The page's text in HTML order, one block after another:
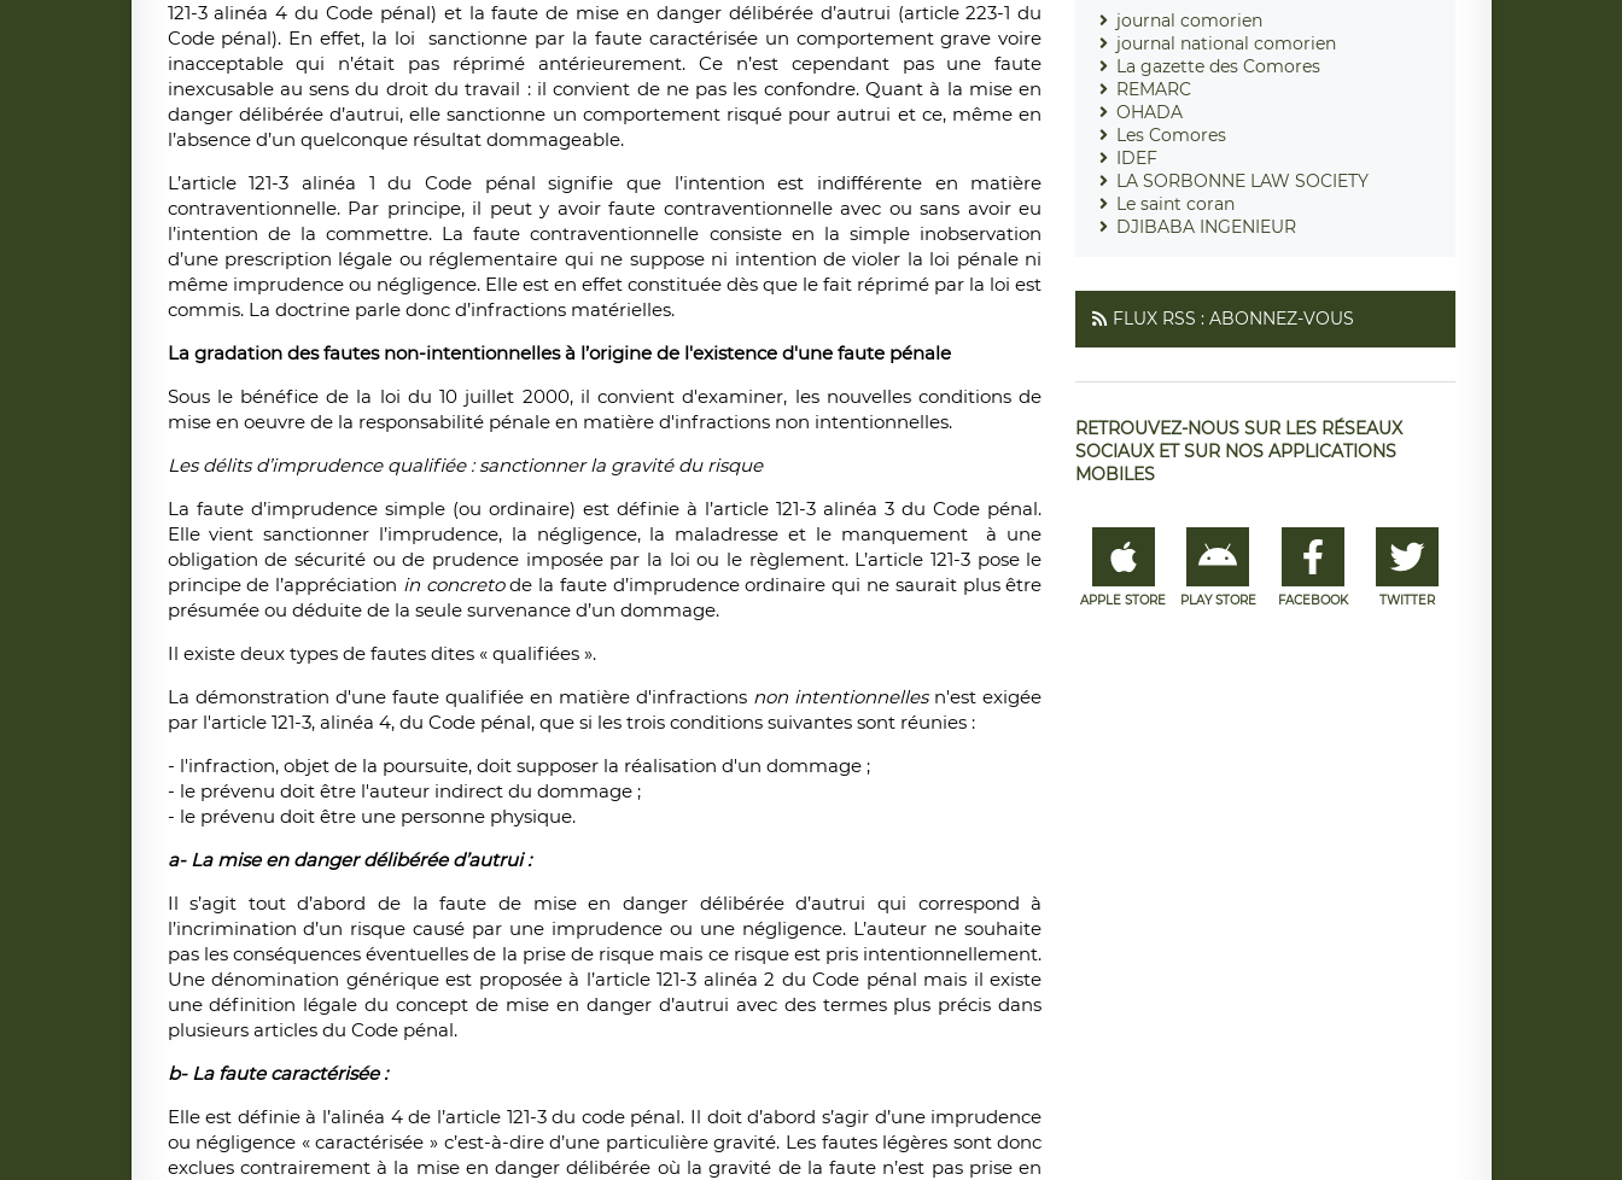
121-3 alinéa 4 du Code pénal) et la faute de mise en danger délibérée d’autrui (article 223-1 du
Code pénal). En effet, la loi sanctionne par la faute caractérisée un comportement grave voire
inacceptable qui n’était pas réprimé antérieurement. Ce n’est cependant pas une faute
inexcusable au sens du droit du travail : il convient de ne pas les confondre. Quant à la mise en
danger délibérée d’autrui, elle sanctionne un comportement risqué pour autrui et ce, même en
l’absence d’un quelconque résultat dommageable.
L’article 121-3 alinéa 1 du Code pénal signifie que l’intention est indifférente en matière
contraventionnelle. Par principe, il peut y avoir faute contraventionnelle avec ou sans avoir eu
l’intention de la commettre. La faute contraventionnelle consiste en la simple inobservation
d’une prescription légale ou réglementaire qui ne suppose ni intention de violer la loi pénale ni
même imprudence ou négligence. Elle est en effet constituée dès que le fait réprimé par la loi est
commis. La doctrine parle donc d’infractions matérielles.
La gradation des fautes non-intentionnelles à l’origine de l'existence d'une faute pénale
Sous le bénéfice de la loi du 10 juillet 2000, il convient d'examiner, les nouvelles conditions de
mise en oeuvre de la responsabilité pénale en matière d'infractions non intentionnelles.
Les délits d’imprudence qualifiée : sanctionner la gravité du risque
La faute d’imprudence simple (ou ordinaire) est définie à l’article 121-3 alinéa 3 du Code pénal.
Elle vient sanctionner l’imprudence, la négligence, la maladresse et le manquement à une
obligation de sécurité ou de prudence imposée par la loi ou le règlement. L’article 121-3 pose le
principe de l’appréciation in concretode la faute d’imprudence ordinaire qui ne saurait plus être
présumée ou déduite de la seule survenance d’un dommage.
Il existe deux types de fautes dites « qualifiées ».
La démonstration d'une faute qualifiée en matière d'infractions non intentionnellesn'est exigée
par l'article 121-3, alinéa 4, du Code pénal, que si les trois conditions suivantes sont réunies :
- l'infraction, objet de la poursuite, doit supposer la réalisation d'un dommage ;
- le prévenu doit être l'auteur indirect du dommage ;
- le prévenu doit être une personne physique.
a- La mise en danger délibérée d’autrui :
Il s’agit tout d’abord de la faute de mise en danger délibérée d’autrui qui correspond à
l’incrimination d’un risque causé par une imprudence ou une négligence. L’auteur ne souhaite
pas les conséquences éventuelles de la prise de risque mais ce risque est pris intentionnellement.
Une dénomination générique est proposée à l’article 121-3 alinéa 2 du Code pénal mais il existe
une définition légale du concept de mise en danger d’autrui avec des termes plus précis dans
plusieurs articles du Code pénal.
b- La faute caractérisée :
Elle est définie à l’alinéa 4 de l’article 121-3 du code pénal. Il doit d’abord s’agir d’une imprudence
ou négligence « caractérisée » c’est-à-dire d’une particulière gravité. Les fautes légères sont donc
exclues contrairement à la mise en danger délibérée où la gravité de la faute n’est pas prise en
journal comorien
journal national comorien
La gazette des Comores
REMARC
OHADA
Les Comores
IDEF
LA SORBONNE LAW SOCIETY
Le saint coran
DJIBABA INGENIEUR
FLUX RSS : ABONNEZ-VOUS
RETROUVEZ-NOUS SUR LES RÉSEAUX
SOCIAUX ET SUR NOS APPLICATIONS
MOBILES
APPLE STORE PLAY STORE FACEBOOK TWITTER